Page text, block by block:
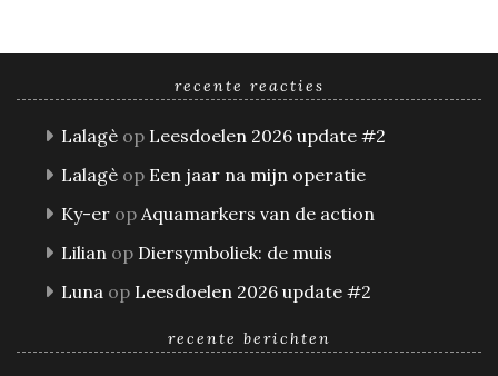
recente reacties
Lalagè op Leesdoelen 2026 update #2
Lalagè op Een jaar na mijn operatie
Ky-er op Aquamarkers van de action
Lilian op Diersymboliek: de muis
Luna op Leesdoelen 2026 update #2
recente berichten